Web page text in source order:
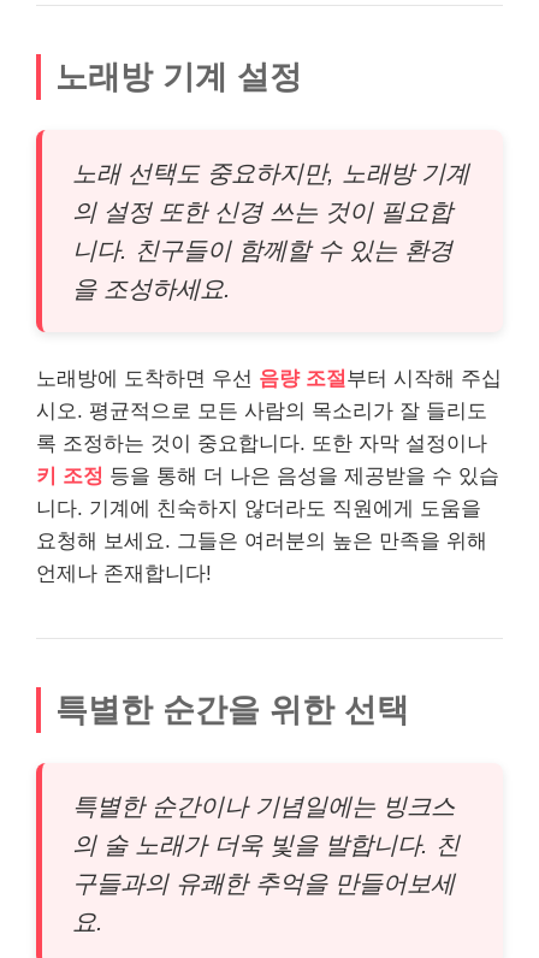
노래방 기계 설정
노래 선택도 중요하지만, 노래방 기계
의 설정 또한 신경 쓰는 것이 필요합
니다. 친구들이 함께할 수 있는 환경
을 조성하세요.
노래방에 도착하면 우선 음량 조절 부터 시작해 주십
시오. 평균적으로 모든 사람의 목소리가 잘 들리도
록 조정하는 것이 중요합니다. 또한 자막 설정이나
키 조정 등을 통해 더 나은 음성을 제공받을 수 있습
니다. 기계에 친숙하지 않더라도 직원에게 도움을
요청해 보세요. 그들은 여러분의 높은 만족을 위해
언제나 존재합니다!
특별한 순간을 위한 선택
특별한 순간이나 기념일에는 빙크스
의 술 노래가 더욱 빛을 발합니다. 친
구들과의 유쾌한 추억을 만들어보세
요.